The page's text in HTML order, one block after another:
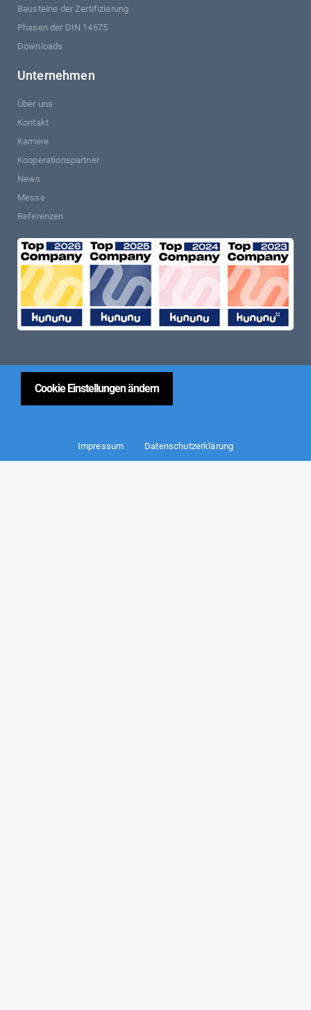
Bausteine der Zertifizierung
Phasen der DIN 14675
Downloads
Unternehmen
Über uns
Kontakt
Karriere
Kooperationspartner
News
Messe
Referenzen
Cookie Einstellungen ändern
Impressum Datenschutzerklärung